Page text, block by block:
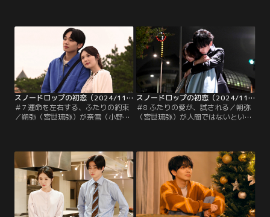
を訴えるが、意に介さない様子にが
く然とする。一方、メニューを考え
直すことになった開発チームは改善
案に行き詰まってしまう。そんな状
況を打破しようと、和真は他店へリ
サーチに行くことを提案。
な態度をとる朔弥の気持ちが理解で
きず、朔弥を突き放してしまう。開
発チームでは、和真がメンバーに思
い出の味を聞いていた。奈雪の思い
出の味は、亡き父・祥平（古河耕
史）のグラタン。
スノードロップの初恋（2024/11/12放送分）第07話
＃7 運命を左右する、ふたりの約束
／朔弥（宮世琉弥）が奈雪（小野花
だと伝え、一方でグラタンをクリス
マスに復活させるべく、父のノート
を太一（廻飛呂男）に託す。奈雪と
の特別な関係がうれしい朔弥は奈雪
を海に誘い、奈雪もまた初デートの
誘いに心が躍る。
スノードロップの初恋（2024/11/19放送分）第08話
＃8 ふたりの愛が、試される／朔弥
（宮世琉弥）が人間ではないという
日、姿を消す。奈雪の行方が分から
ず心ここにあらずの朔弥に、伊勢
（杉本哲太）は「人間らしくなっ
た」と笑みをこぼす。さらに、人が
死を恐れることに疑問を抱く朔弥
に、ある助言をする。